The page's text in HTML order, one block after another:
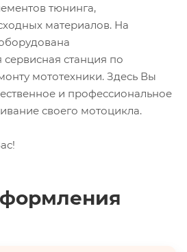
тюнинга,
материалов. На
станция по
мототехники. Здесь Вы
и профессиональное
своего мотоцикла.